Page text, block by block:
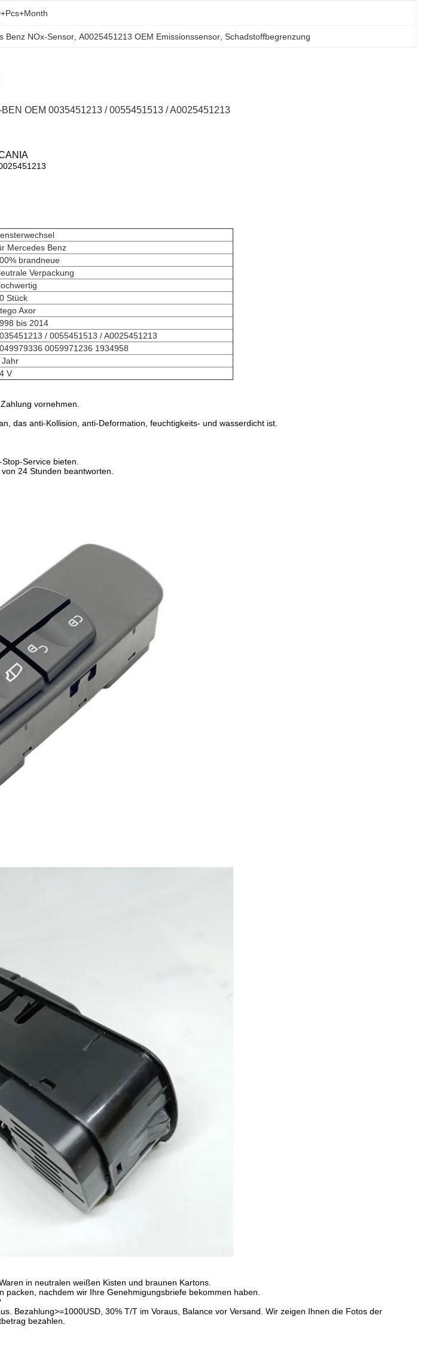
Benz NOx-Sensor , A0025451213 OEM Emissionssensor , Schadstoffbegrenzung
OEM 0035451213 / 0055451513 / A0025451213
Mercedes Benz
brandneue
Verpackung
Stück
Axor
bis 2014
/ 0055451513 / A0025451213
0059971236 1934958
Jahr
V
vornehmen.
das anti-Kollision, anti-Deformation, feuchtigkeits- und wasserdicht ist.
Service bieten.
24 Stunden beantworten.
in neutralen weißen Kisten und braunen Kartons.
packen, nachdem wir Ihre Genehmigungsbriefe bekommen haben.
Bezahlung>=1000USD, 30% T/T im Voraus, Balance vor Versand. Wir zeigen Ihnen die Fotos der
bezahlen.